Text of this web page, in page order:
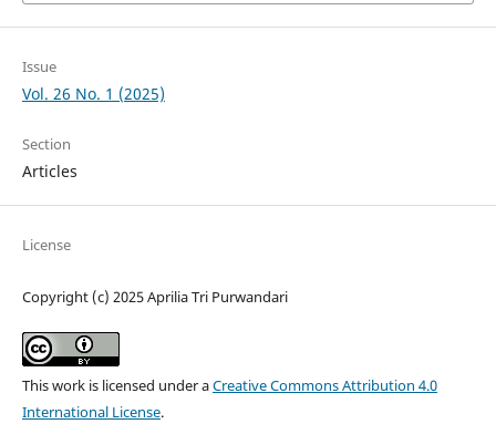
Issue
Vol. 26 No. 1 (2025)
Section
Articles
License
Copyright (c) 2025 Aprilia Tri Purwandari
This work is licensed under aCreative Commons Attribution 4.0
International License.